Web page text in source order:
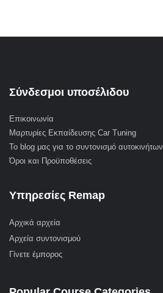
Σύνδεσμοι υποσέλιδου
Επικοινωνία
Μαρτυρίες Εκπαίδευσης Car Tuning
Το blog μας για το συντονισμό αυτοκινήτων
Όροι και Προϋποθέσεις
Υπηρεσίες Remap
Αρχικά αρχεία
Αρχεία συντονισμού
Γίνετε έμπορος